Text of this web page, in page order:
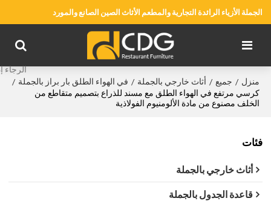
الجملة الأزياء الرائدة التجارية والمطعم الأثاث الصين الصانع والمورد
منزل / جميع / أثاث خارجي بالجملة / في الهواء الطلق بار براز بالجملة /
كرسي مرتفع في الهواء الطلق مع مسند للذراع بتصميم متقاطع من
الخلف مصنوع من مادة الألومنيوم الفولاذية
فئات
أثاث خارجي بالجملة
قاعدة الجدول بالجملة